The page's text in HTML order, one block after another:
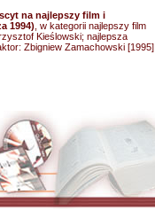
na najlepszy film i
1994) , w kategorii najlepszy film
Kieślowski; najlepsza
Zbigniew Zamachowski [1995]